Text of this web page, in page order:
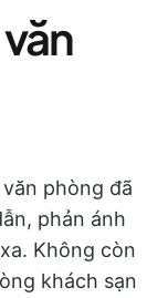
phòng đã
phản ánh
Không còn
khách sạn